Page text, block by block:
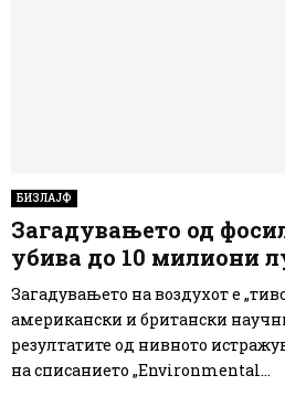
БИЗЛАЈФ
Загадувањето од
убива до 10 милиони
Загадувањето на воздухот е
американски и британски
резултатите од нивното
на списанието „Environmental...